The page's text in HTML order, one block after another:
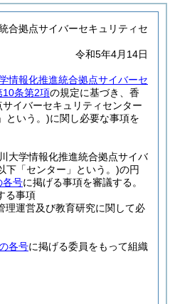
合拠点サイバーセキュリティセ
令和5年4月14日
情報化推進統合拠点サイバーセ
10条第2項の規定に基づき、香
イバーセキュリティセンター
という。)に関し必要な事項を
大学情報化推進統合拠点サイバ
下「センター」という。)の円
各号に掲げる事項を審議する。
る事項
理運営及び教育研究に関して必
各号に掲げる委員をもって組織